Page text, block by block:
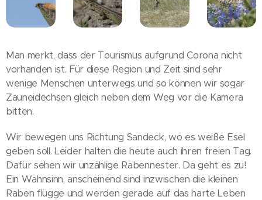
Man merkt, dass der Tourismus aufgrund Corona nicht
vorhanden ist. Für diese Region und Zeit sind sehr
wenige Menschen unterwegs und so können wir sogar
Zauneidechsen gleich neben dem Weg vor die Kamera
bitten.
Wir bewegen uns Richtung Sandeck, wo es weiße Esel
geben soll. Leider halten die heute auch ihren freien Tag.
Dafür sehen wir unzählige Rabennester. Da geht es zu!
Ein Wahnsinn, anscheinend sind inzwischen die kleinen
Raben flügge und werden gerade auf das harte Leben